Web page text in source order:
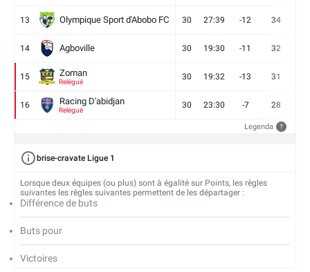
13 Olympique Sport d'Abobo FC 30 27:39 -12 34
14 Agboville 30 19:30 -11 32
15 Zoman
Relégué
30 19:32 -13 31
16 Racing D'abidjan
Relégué
30 23:30 -7 28
Legenda ?
brise-cravate Ligue 1
Lorsque deux équipes (ou plus) sont à égalité sur Points, les règles
suivantes les règles suivantes permettent de les départager :
Différence de buts
Buts pour
Victoires